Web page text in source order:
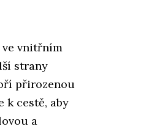
ve vnitřním
strany
přirozenou
k cestě, aby
a